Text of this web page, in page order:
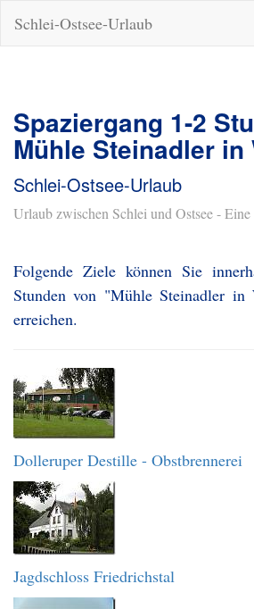
Schlei-Ostsee-Urlaub
Spaziergang 1-2
Mühle Steinadler in
Schlei-Ostsee-Urlaub
Urlaub zwischen Schlei und Ostsee -
Folgende Ziele können Sie
Stunden von "Mühle Steinadler in
erreichen.
Dolleruper Destille - Obstbrennerei
Jagdschloss Friedrichstal